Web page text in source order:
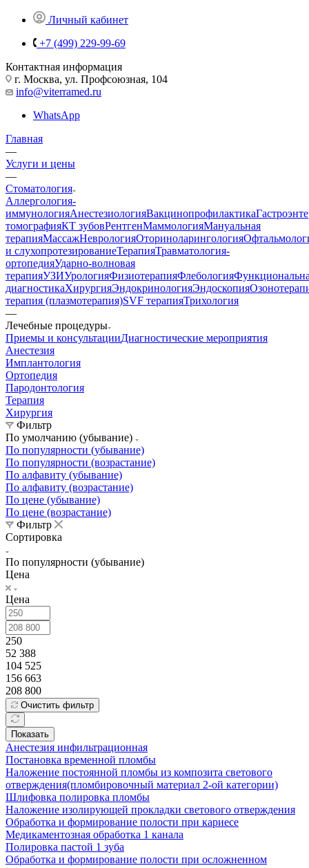
Личный кабинет
+7 (499) 229-99-69
Контактная информация
г. Москва, ул. Профсоюзная, 104
info@viterramed.ru
WhatsApp
Главная
—
Услуги и цены
—
Стоматология
Аллергология-
иммунологияАнестезиологияВакцинопрофилактика
томографияКТ зубовРентгенМаммологияМануальная
терапияМассажНеврологияОториноларингология
и слухопротезированиеТерапияТравматология-
ортопедияУдарно-волновая
терапияУЗИУрологияФизиотерапияФлебология
диагностикаХирургияЭндокринологияЭндоскопия
терапия (плазмотерапия)SVF терапияТрихология
—
Лечебные процедуры
Приемы и консультацииДиагностические мероприятия
Анестезия
Имплантология
Ортопедия
Пародонтология
Терапия
Хирургия
Фильтр
По умолчанию (убывание)
По популярности (убывание)
По популярности (возрастание)
По алфавиту (убывание)
По алфавиту (возрастание)
По цене (убывание)
По цене (возрастание)
Фильтр
Сортировка
По популярности (убывание)
Цена
Цена
250
52 388
104 525
156 663
208 800
Очистить фильтр
Показать
Анестезия инфильтрационная
Постановка временной пломбы
Наложение постоянной пломбы из композита светового
отверждения(пломбировочный материал 2-ой категории)
Шлифовка полировка пломбы
Наложение изолирующей прокладки светового отверждения
Обработка и формирование полости при кариесе
Медикаментозная обработка 1 канала
Полировка пастой 1 зуба
Обработка и формирование полости при осложненном